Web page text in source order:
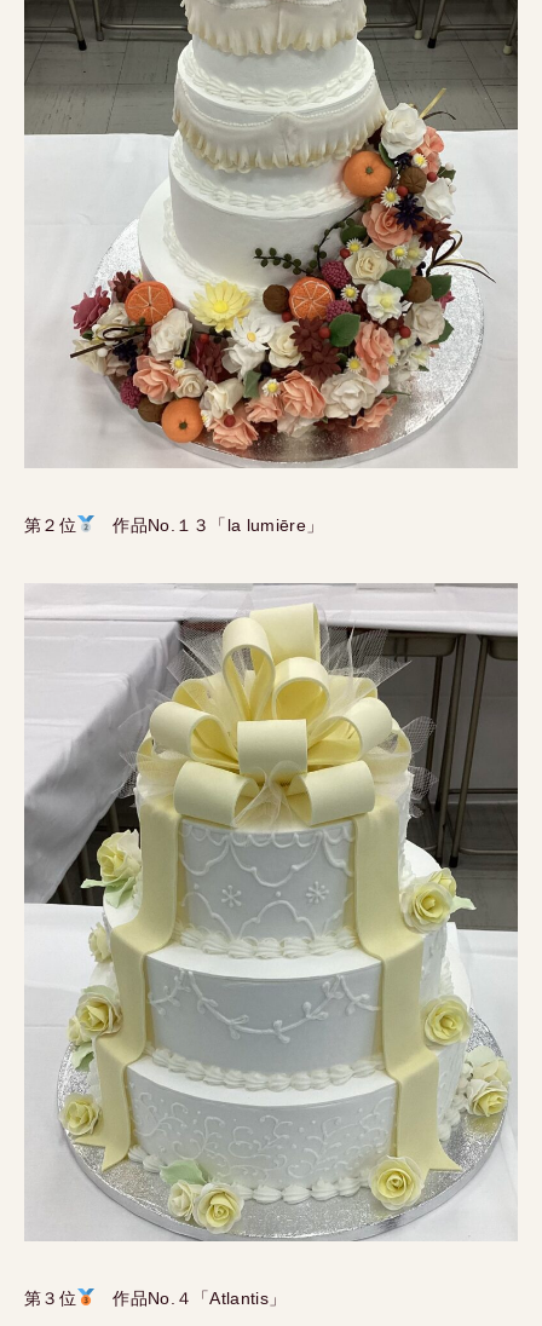
第２位 作品No.１３「la lumiēre」
第３位 作品No.４「Atlantis」